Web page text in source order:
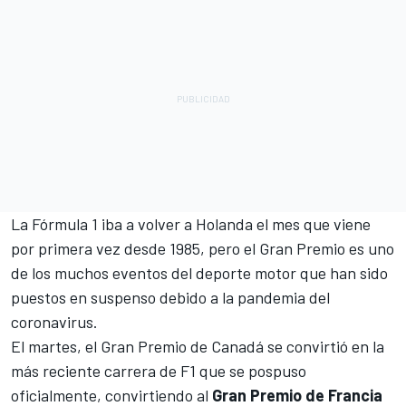
La Fórmula 1 iba a volver a Holanda el mes que viene
por primera vez desde 1985, pero el Gran Premio es uno
de los muchos eventos del deporte motor que han sido
puestos en suspenso debido a la pandemia del
coronavirus.
El martes, el Gran Premio de Canadá se convirtió en la
más reciente carrera de F1 que se pospuso
oficialmente, convirtiendo al Gran Premio de Francia